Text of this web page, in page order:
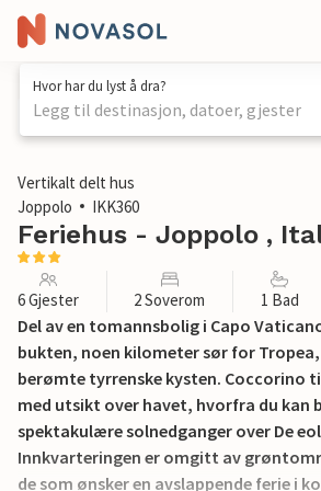
Hvor har du lyst å dra?
Legg til destinasjon, datoer, gjester
1 / 16
Vertikalt delt hus
Joppolo
IKK360
Feriehus - Joppolo ,
6 Gjester 2 Soverom 1 Bad
Del av en tomannsbolig i Capo
bukten, noen kilometer sør for Tropea,
berømte tyrrenske kysten. Coccorino
med utsikt over havet, hvorfra du kan
spektakulære solnedganger over De
Innkvarteringen er omgitt av
de som ønsker en avslappende ferie i